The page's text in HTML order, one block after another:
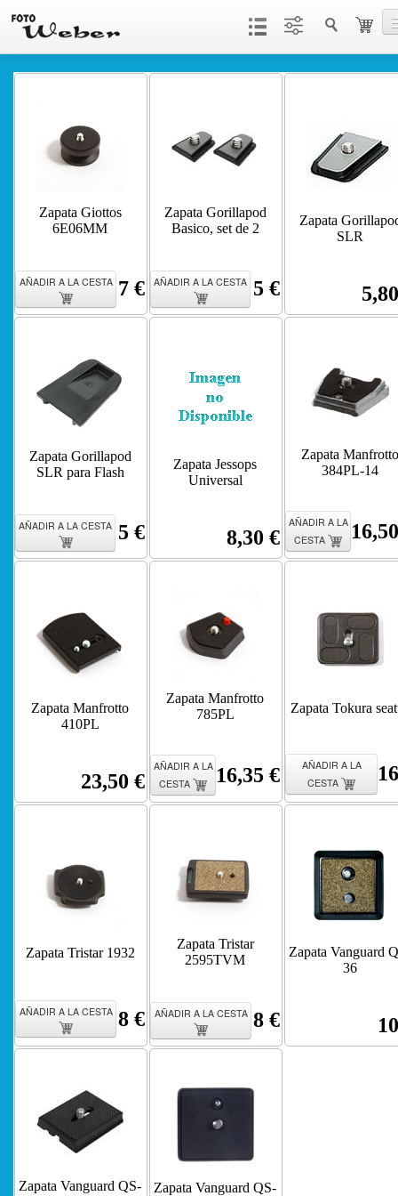
Servicios
Zapata Giottos
6E06MM
AÑADIR A LA CESTA 7 €
Zapata Gorillapod
Basico, set de 2
AÑADIR A LA CESTA 5 €
Zapata
SLR
Zapata Gorillapod
SLR para Flash
AÑADIR A LA CESTA 5 €
Zapata Jessops
Universal
8,30 €
Zapata Manfrotto
384PL-14
AÑADIR A LA
CESTA
Zapata Manfrotto
410PL
23,50 €
Zapata Manfrotto
785PL
AÑADIR A LA
CESTA
16,35 €
Zapata Tokura
AÑADIR A LA
CESTA
Zapata Tristar 1932
AÑADIR A LA CESTA 8 €
Zapata Tristar
2595TVM
AÑADIR A LA CESTA 8 €
Zapata Vanguard
36
Zapata Vanguard QS-
Zapata Vanguard QS-